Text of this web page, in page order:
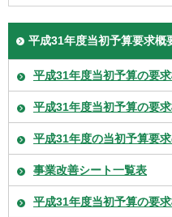
平成31年度当初予算要求概
平成31年度当初予算の要求
平成31年度当初予算の要求
平成31年度の当初予算要
事業改善シート一覧表
平成31年度当初予算の要求